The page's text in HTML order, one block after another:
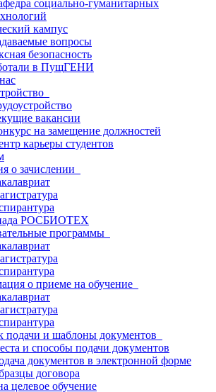
социально-гуманитарных
кампус
вопросы
безопасность
в ПущГЕНИ
вакансии
на замещение должностей
карьеры студентов
о зачислении
РОСБИОТЕХ
программы
о приеме на обучение
подачи и шаблоны документов
и способы подачи документов
документов в электронной форме
договора
целевое обучение